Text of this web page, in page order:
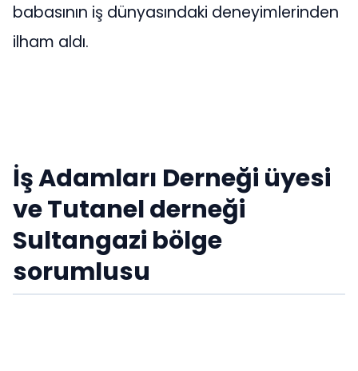
babasının iş dünyasındaki deneyimlerinden
ilham aldı.
İş Adamları Derneği üyesi
ve Tutanel derneği
Sultangazi bölge
sorumlusu